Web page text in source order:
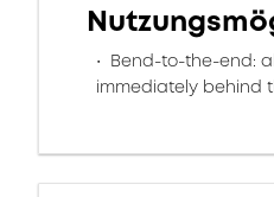
Bend-to-the-end:
immediately behind